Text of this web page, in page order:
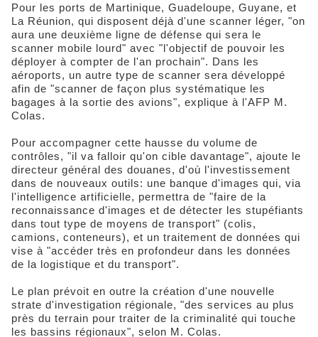
Pour les ports de Martinique, Guadeloupe, Guyane, et
La Réunion, qui disposent déjà d'une scanner léger, "on
aura une deuxième ligne de défense qui sera le
scanner mobile lourd" avec "l'objectif de pouvoir les
déployer à compter de l'an prochain". Dans les
aéroports, un autre type de scanner sera développé
afin de "scanner de façon plus systématique les
bagages à la sortie des avions", explique à l'AFP M.
Colas.
Pour accompagner cette hausse du volume de
contrôles, "il va falloir qu'on cible davantage", ajoute le
directeur général des douanes, d'où l'investissement
dans de nouveaux outils: une banque d'images qui, via
l'intelligence artificielle, permettra de "faire de la
reconnaissance d'images et de détecter les stupéfiants
dans tout type de moyens de transport" (colis,
camions, conteneurs), et un traitement de données qui
vise à "accéder très en profondeur dans les données
de la logistique et du transport".
Le plan prévoit en outre la création d'une nouvelle
strate d'investigation régionale, "des services au plus
près du terrain pour traiter de la criminalité qui touche
les bassins régionaux", selon M. Colas.